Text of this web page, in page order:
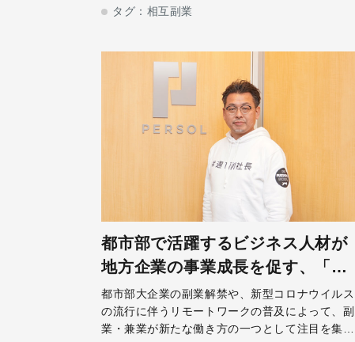
に計28社114案件128名のマッチングが実現、相
タグ： 相互副業
都市部で活躍するビジネス人材が
地方企業の事業成長を促す、「鳥
取県で週１副社長」とは
都市部大企業の副業解禁や、新型コロナウイルス
の流行に伴うリモートワークの普及によって、副
業・兼業が新たな働き方の一つとして注目を集め